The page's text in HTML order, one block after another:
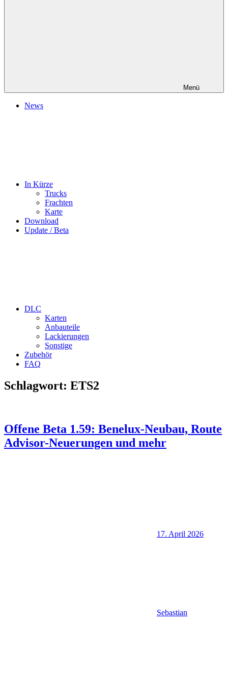
Menü
News
In Kürze
Trucks
Frachten
Karte
Download
Update / Beta
DLC
Karten
Anbauteile
Lackierungen
Sonstige
Zubehör
FAQ
Schlagwort: ETS2
Offene Beta 1.59: Benelux-Neubau, Route
Advisor-Neuerungen und mehr
17. April 2026
Sebastian